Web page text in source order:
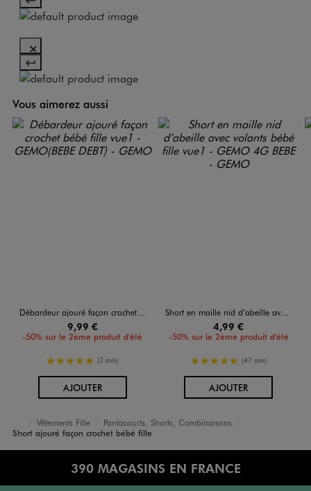
Vous aimerez aussi
Débardeur ajouré façon crochet bébé fille
9,99 €
-50% sur le 2ème produit d'été
5/5 de moyenne
(2 avis)
AJOUTERAU PANIER
Short en maille nid d’abeille avec volants bébé fille
4,99 €
-50% sur le 2ème produit d'été
5/5 de moyenne
(47 avis)
AJOUTERAU PANIER
Accueil
Bébé
Vêtements Fille
Pantacourts, Shorts, Combinaisons
Short ajouré façon crochet bébé fille
390 MAGASINS EN FRANCE